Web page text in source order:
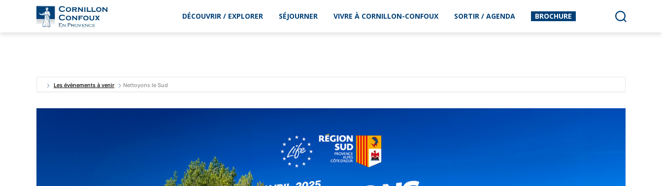
Ville
Provence
DÉCOUVRIR / EXPLORER SÉJOURNER VIVRE À CORNILLON-CONFOUX SORTIR / AGENDA BROCHURE
Les évènements à venir Nettoyons le Sud